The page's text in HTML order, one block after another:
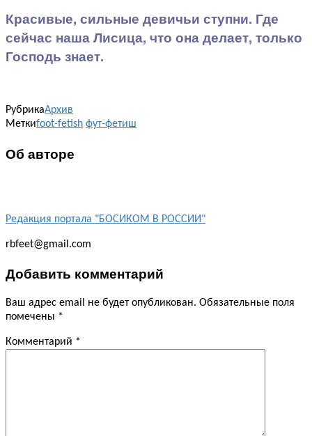
Красивые, сильные девичьи ступни. Где
сейчас наша Лисица, что она делает, только
Господь знает.
РубрикаАрхив
Меткиfoot-fetish фут-фетиш
Об авторе
Редакция портала "БОСИКОМ В РОССИИ"
rbfeet@gmail.com
Добавить комментарий
Ваш адрес email не будет опубликован. Обязательные поля
помечены *
Комментарий *